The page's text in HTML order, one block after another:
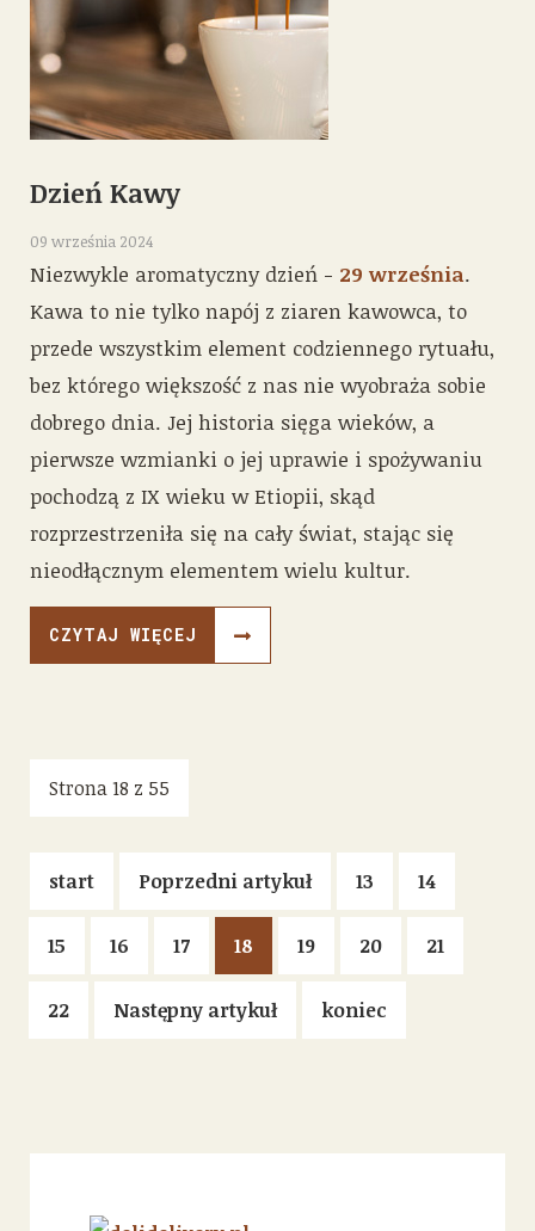
Dzień Kawy
09 września 2024
Niezwykle aromatyczny dzień - 29 września.
Kawa to nie tylko napój z ziaren kawowca, to
przede wszystkim element codziennego rytuału,
bez którego większość z nas nie wyobraża sobie
dobrego dnia. Jej historia sięga wieków, a
pierwsze wzmianki o jej uprawie i spożywaniu
pochodzą z IX wieku w Etiopii, skąd
rozprzestrzeniła się na cały świat, stając się
nieodłącznym elementem wielu kultur.
CZYTAJ WIĘCEJ
Strona 18 z 55
start Poprzedni artykuł 13 14
15 16 17 18 19 20 21
22 Następny artykuł koniec